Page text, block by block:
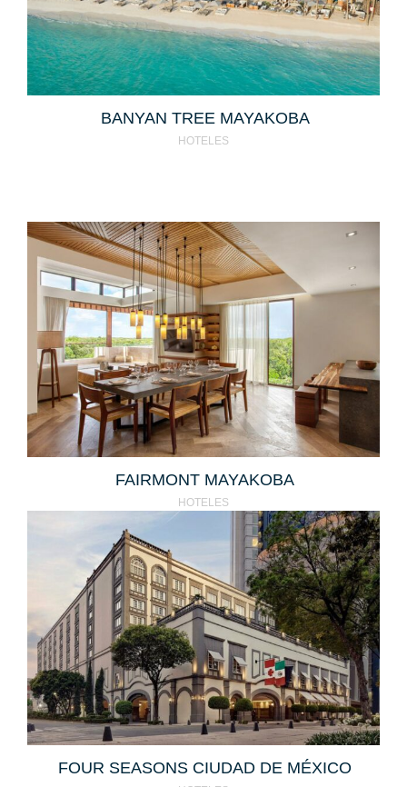
BANYAN TREE MAYAKOBA
HOTELES
FAIRMONT MAYAKOBA
HOTELES
FOUR SEASONS CIUDAD DE MÉXICO